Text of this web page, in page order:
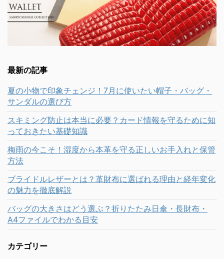
最新の記事
夏の小物で印象チェンジ！7月に使いたい帽子・バッグ・
サンダルの選び方
スキミング防止は本当に必要？カード情報を守るために知
っておきたい基礎知識
梅雨の今こそ！湿度から本革を守る正しいお手入れと保管
方法
ブライドルレザーとは？革財布に選ばれる理由と経年変化
の魅力を徹底解説
バッグの大きさはどう選ぶ？折りたたみ日傘・長財布・
A4ファイルでわかる目安
カテゴリー